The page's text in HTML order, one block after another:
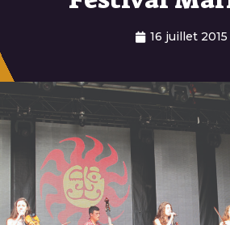
16 juillet 2015